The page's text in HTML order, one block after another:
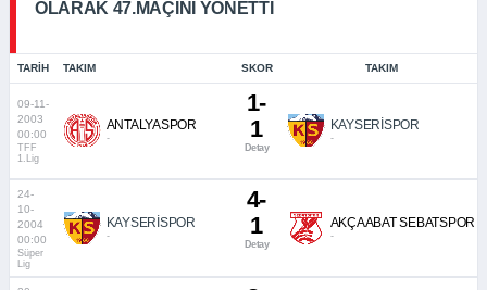
OLARAK 47.MAÇINI YÖNETTI
TARIH TAKIM SKOR TAKIM
09-11-
2003
00:00
TFF
1.Lig
ANTALYASPOR
-
1-
1
Detay
KAYSERİSPOR
-
24-
10-
2004
00:00
Süper
Lig
KAYSERİSPOR
-
4-
1
Detay
AKÇAABAT SEBATSPOR
-